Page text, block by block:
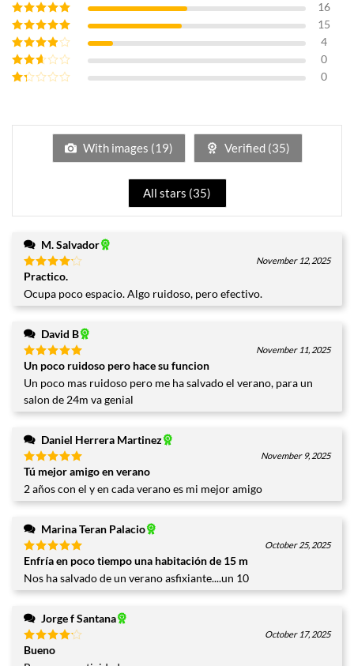
Valorado con
de 5
16
Valorado con
4de 5
15
Valorado
con
de
5
4
Valorado
0
de
0
With images (19) Verified (35)
All stars (35)
M. Salvador
Valorado
con
de 5
November 12, 2025
Practico.
Ocupa poco espacio. Algo ruidoso, pero efectivo.
David B
Valorado
con
5
November 11, 2025
Un poco ruidoso pero hace su funcion
Un poco mas ruidoso pero me ha salvado el verano, para un
salon de 24m va genial
Daniel Herrera Martinez
Valorado
con
5
November 9, 2025
Tú mejor amigo en verano
2 años con el y en cada verano es mi mejor amigo
Marina Teran Palacio
Valorado
con
de
5
October 25, 2025
Enfría en poco tiempo una habitación de 15 m
Nos ha salvado de un verano asfixiante....un 10
Jorge f Santana
Valorado
con
October 17, 2025
Bueno